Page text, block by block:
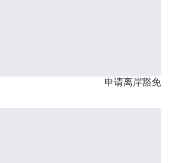
申请离岸豁免